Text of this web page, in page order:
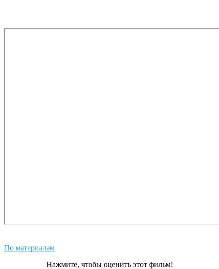
По материалам
Нажмите, чтобы оценить этот фильм!